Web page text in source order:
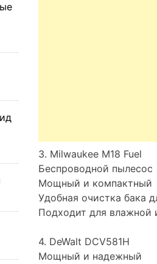
3. Milwaukee M18 Fuel
Беспроводной пылесос
Мощный и компактный
Удобная очистка бака
Подходит для влажной
4. DeWalt DCV581H
Мощный и надежный